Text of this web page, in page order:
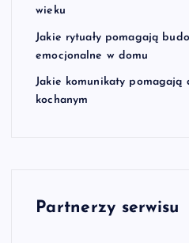
wieku
Jakie rytuały pomagają
emocjonalne w domu
Jakie komunikaty pomagają
kochanym
Partnerzy serwisu